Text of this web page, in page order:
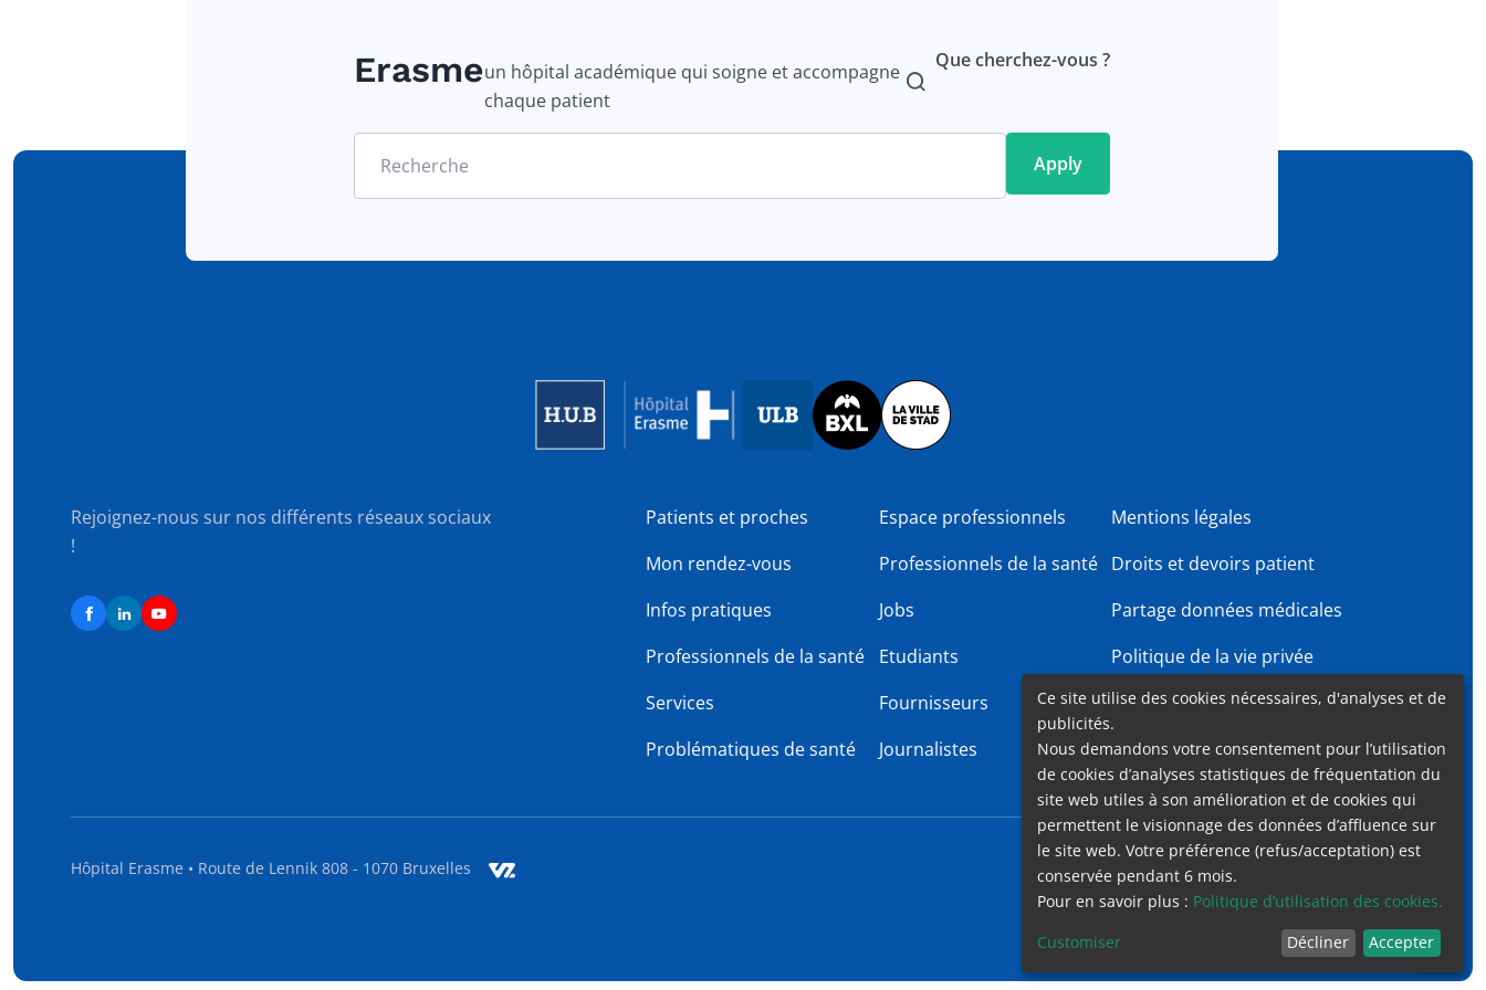
Erasmeun hôpital académique qui soigne et accompagne
chaque patient
Que cherchez-vous ?
Recherche
Image
Rejoignez-nous sur nos différents réseaux sociaux
!
Patients et proches
Mon rendez-vous
Infos pratiques
Professionnels de la santé
Services
Problématiques de santé
Espace professionnels
Professionnels de la santé
Jobs
Etudiants
Fournisseurs
Journalistes
Mentions légales
Droits et devoirs patient
Partage données médicales
Politique de la vie privée
Gender Equality Plan
Hôpital Erasme • Route de Lennik 808 - 1070 Bruxelles AccessibilitéContact
Ce site utilise des cookies nécessaires, d'analyses et de
publicités.
Nous demandons votre consentement pour l’utilisation
de cookies d’analyses statistiques de fréquentation du
site web utiles à son amélioration et de cookies qui
permettent le visionnage des données d’affluence sur
le site web. Votre préférence (refus/acceptation) est
conservée pendant 6 mois.
Pour en savoir plus : Politique d’utilisation des cookies.
Customiser
Décliner Accepter